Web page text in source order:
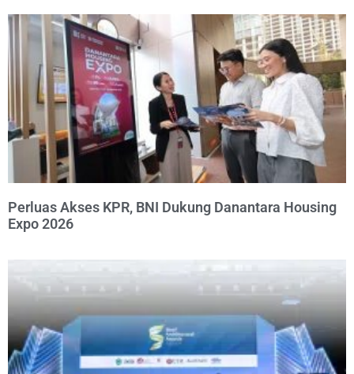
Perluas Akses KPR, BNI Dukung Danantara Housing
Expo 2026